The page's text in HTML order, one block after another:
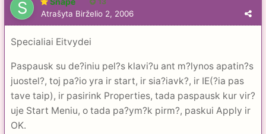
Atrašyta Birželio 2, 2006
Specialiai Eitvydei
Paspausk su de?iniu pel?s klavi?u ant m?lynos apatin?s
juostel?, toj pa?io yra ir start, ir sia?iavk?, ir IE(?ia pas
tave taip), ir pasirink Properties, tada paspausk kur vir?
uje Start Meniu, o tada pa?ym?k pirm?, paskui Apply ir
OK.